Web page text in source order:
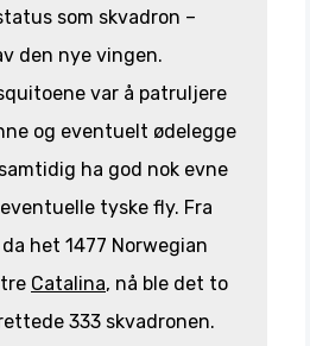
som skvadron –
den nye vingen.
var å patruljere
og eventuelt ødelegge
ha god nok evne
tyske fly. Fra
het 1477 Norwegian
Catalina, nå ble det to
333 skvadronen.